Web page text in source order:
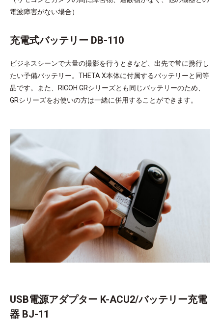
電波障害がない場合）
充電式バッテリー DB-110
ビジネスシーンで大量の撮影を行うときなど、出先で常に携行し
たい予備バッテリー。THETA X本体に付属するバッテリーと同等
品です。また、RICOH GRシリーズとも同じバッテリーのため、
GRシリーズをお使いの方は一緒に併用することができます。
USB電源アダプター K-ACU2/バッテリー充電
器 BJ-11